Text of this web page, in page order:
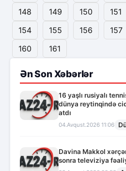
148
149 150 151
154
155 156 157
160
161
Ən Son Xəbərlər
16 yaşlı rusiyalı
dünya reytinqində
atdı
04.Avqust.2026 11:06
Davina Makkol
sonra televiziya